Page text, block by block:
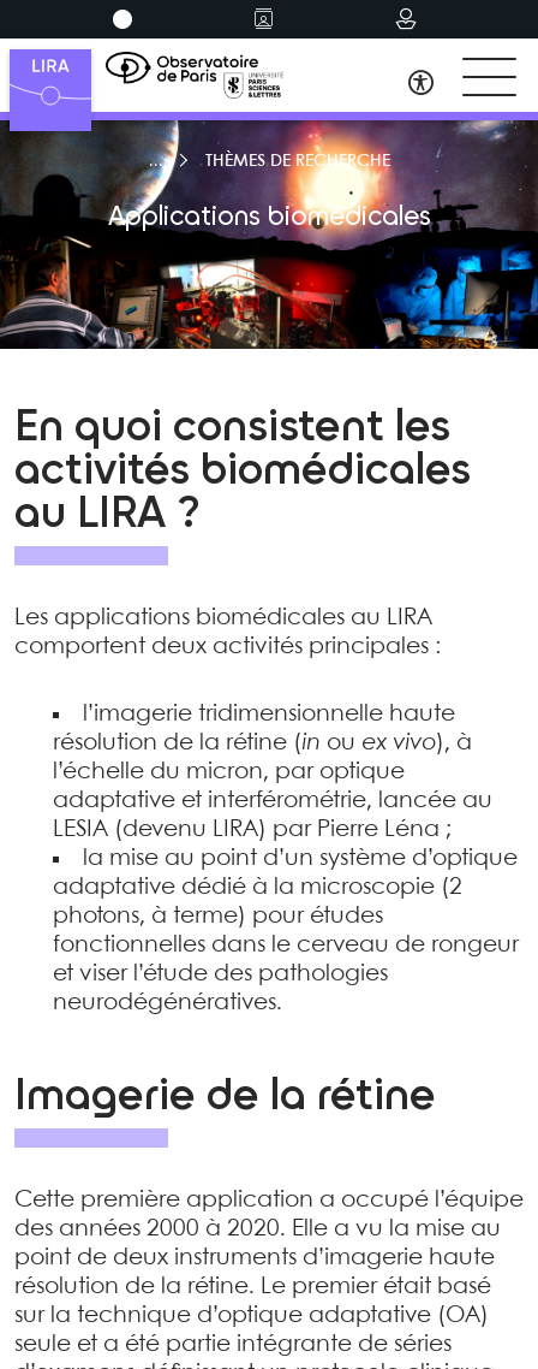
THÈMES DE RECHERCHE
Applications biomédicales
En quoi consistent les
activités biomédicales
au LIRA ?
Les applications biomédicales au LIRA
comportent deux activités principales :
l’imagerie tridimensionnelle haute
résolution de la rétine (in ou ex vivo), à
l’échelle du micron, par optique
adaptative et interférométrie, lancée au
LESIA (devenu LIRA) par Pierre Léna ;
la mise au point d’un système d’optique
adaptative dédié à la microscopie (2
photons, à terme) pour études
fonctionnelles dans le cerveau de rongeur
et viser l’étude des pathologies
neurodégénératives.
Imagerie de la rétine
Cette première application a occupé l’équipe
des années 2000 à 2020. Elle a vu la mise au
point de deux instruments d’imagerie haute
résolution de la rétine. Le premier était basé
sur la technique d’optique adaptative (OA)
seule et a été partie intégrante de séries